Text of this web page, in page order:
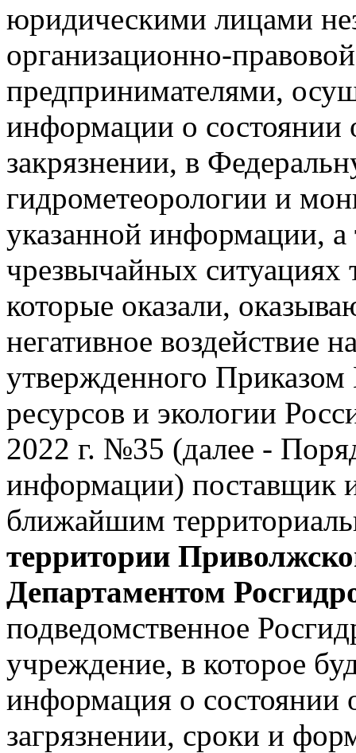
юридическими лицами
организационно-
предпринимателями,
информации о
закрязнении, в
гидрометеорологии и
указанной информации,
чрезвычайных ситуациях
которые оказали,
негативное воздействие
утвержденного
ресурсов и экологии
2022 г. №35 (далее -
информации) поставщик
ближайшим
территории
Департаментом
подведомственное
учреждение, в которое
информация о
загрязнении, сроки и